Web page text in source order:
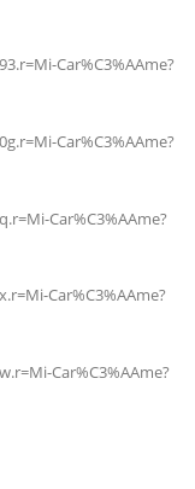
Car%C3%AAme?
Car%C3%AAme?
Car%C3%AAme?
Car%C3%AAme?
Car%C3%AAme?